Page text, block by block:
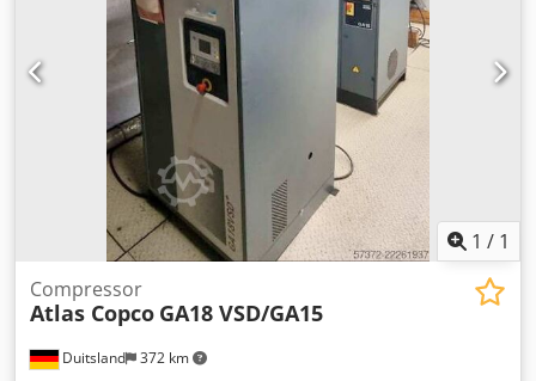
contact met ons op voor meer informatie. •
Motorvermogen: 15 kW • Druk: 12,75 bar Dedpfx Aijzdi
Snjlowa Extra uitrusting • Inclusief tank van 1.000 liter
1 / 1
Duitsland 372 km
Compressor
Atlas Copco GA18 VSD/GA15